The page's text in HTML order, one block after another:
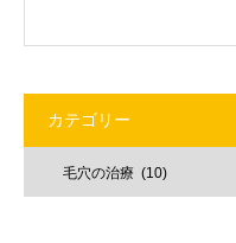
カテゴリー